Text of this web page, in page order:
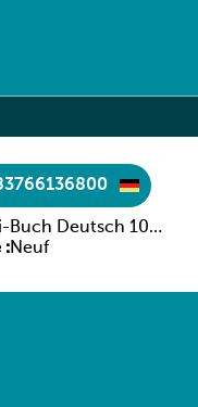
Buch Deutsch 10
:Neuf